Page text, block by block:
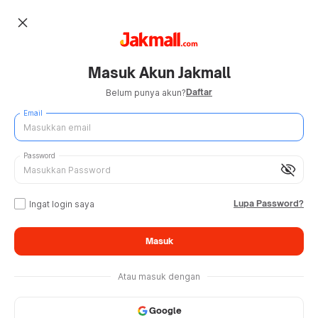
close
Masuk Akun Jakmall
Belum punya akun?Daftar
Email
visibility_off
Password
Ingat login saya Lupa Password?
Masuk
Atau masuk dengan
Google